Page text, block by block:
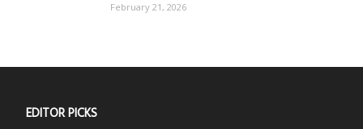
February 21, 2026
EDITOR PICKS